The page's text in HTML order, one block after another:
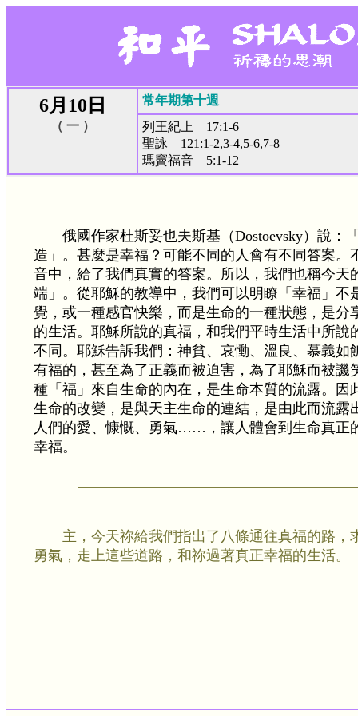
6月10日
（ 一 ）
常年期第十週
列王紀上 17:1-6
聖詠 121:1-2,3-4,5-6,7-8
瑪竇福音 5:1-12
俄國作家杜斯妥也夫斯基（Dostoevsky）說：
造」。甚麼是幸福？可能不同的人會有不同答案。
音中，給了我們真實的答案。所以，我們也稱今天
端」。從耶穌的教導中，我們可以明瞭「幸福」不
覺，或一種感官快樂，而是生命的一種狀態，是分
的生活。耶穌所說的真福，和我們平時生活中所說
不同。耶穌告訴我們：神貧、哀慟、溫良、慕義如
有福的，甚至為了正義而被迫害，為了耶穌而被譏
種「福」來自生命的內在，是生命本質的流露。因
生命的改變，是與天主生命的連結，是由此而流露
人們的愛、慷慨、勇氣……，讓人體會到生命真正
幸福。
主，今天祢給我們指出了八條通往真福的路，
勇氣，走上這些道路，和祢過著真正幸福的生活。